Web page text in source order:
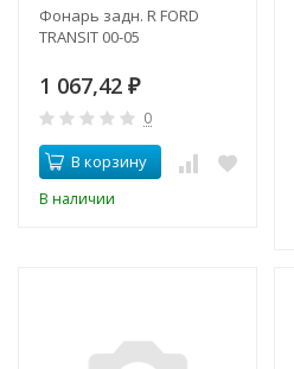
Фонарь задн. R FORD
TRANSIT 00-05
1 067,42 ₽
0
В корзину
В наличии